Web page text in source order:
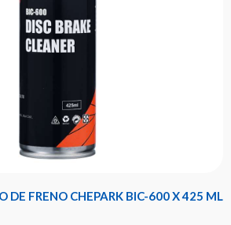
DE FRENO CHEPARK BIC-600 X 425 ML